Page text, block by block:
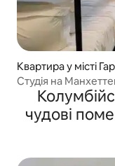
Квартира у місті
Студія на
чудові